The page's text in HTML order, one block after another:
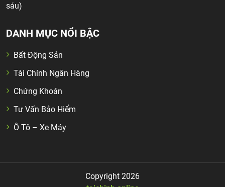
sáu)
DANH MỤC NỔI BẬC
Bất Động Sản
Tài Chính Ngân Hàng
Chứng Khoán
Tư Vấn Bảo Hiểm
Ô Tô – Xe Máy
Copyright 2026